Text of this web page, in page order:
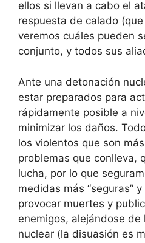
ellos si llevan a cabo el
respuesta de calado
veremos cuáles pueden
conjunto, y todos sus
Ante una detonación
estar preparados para
rápidamente posible a
minimizar los daños.
los violentos que son
problemas que conlleva,
lucha, por lo que
medidas más “seguras” y
provocar muertes y
enemigos, alejándose
nuclear (la disuasión es